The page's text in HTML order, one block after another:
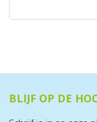
BLIJF OP DE